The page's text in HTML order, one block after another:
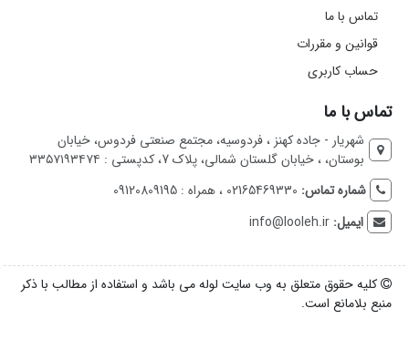
تماس با ما
قوانین و مقررات
حساب کاربری
تماس با ما
شهریار - جاده کهنز ، فردوسیه، مجتمع صنعتی فردوس، خیابان
بوستان، ، خیابان گلستان شمالی، پلاک 7، کدپستی : ۳۳۵۷۱۹۳۴۷۴
شماره تماس: 02165469330 ، همراه : 09120809195
ایمیل:info@looleh.ir
کلیه حقوق متعلق به وب سایت لوله می باشد و استفاده از مطالب با ذکر
منبع بلامانع است.